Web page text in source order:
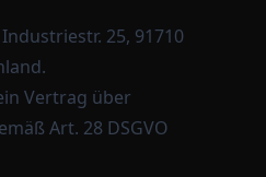
Industriestr. 25, 91710
Vertrag über
Art. 28 DSGVO